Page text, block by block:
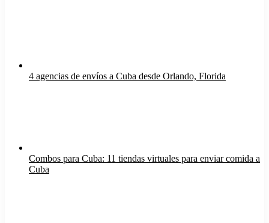
4 agencias de envíos a Cuba desde Orlando, Florida
Combos para Cuba: 11 tiendas virtuales para enviar comida a
Cuba